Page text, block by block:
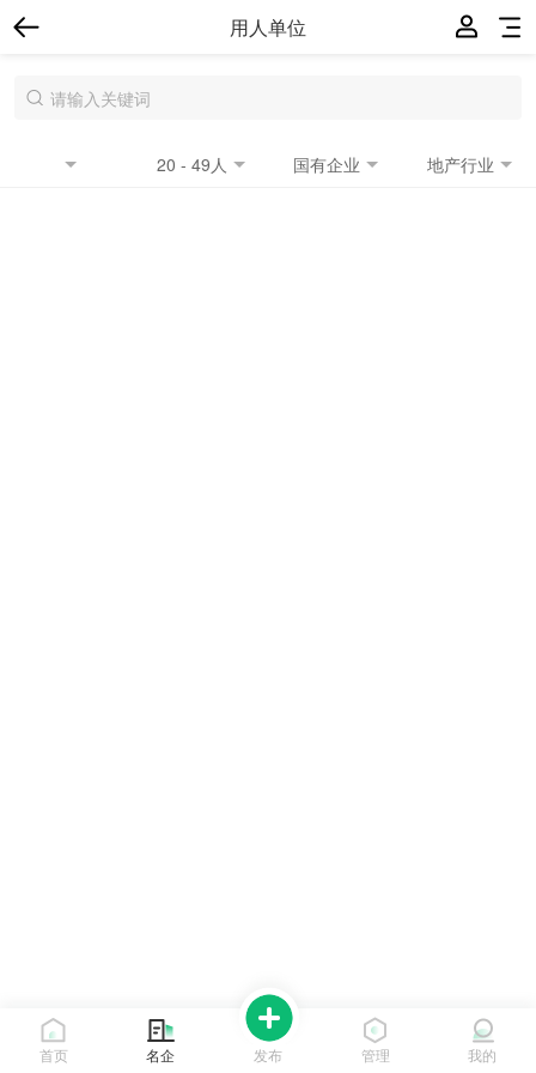
用人单位
20 - 49人 国有企业 地产行业
首页 名企 发布 管理 我的